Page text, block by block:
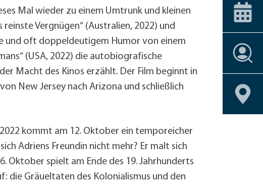
Stellenangebote Geoportal
Stellenangebote Geoportal
Stellenangebote Geoportal
Entsiegelung
Fahrrad-
Gebäudehülle
Geschirrmobil
Stellenangebote Geoportal
Stellenangebote Geoportal
Mal wieder zu einem Umtrunk und kleinen
Vergnügen“ (Australien, 2022) und
und oft doppeldeutigem Humor von einem
(USA, 2022) die autobiografische
Macht des Kinos erzählt. Der Film beginnt in
New Jersey nach Arizona und schließlich
kommt am 12. Oktober ein temporeicher
Adriens Freundin nicht mehr? Er malt sich
Oktober spielt am Ende des 19. Jahrhunderts
die Gräueltaten des Kolonialismus und den
Veranstaltungskalender
Stellenangebote